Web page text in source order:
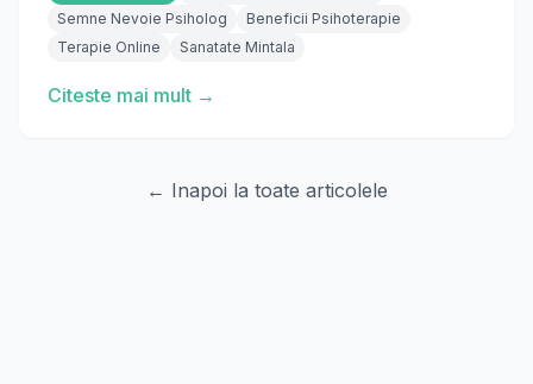
Semne Nevoie Psiholog
Beneficii Psihoterapie
Terapie Online
Sanatate Mintala
Citeste mai mult →
← Inapoi la toate articolele